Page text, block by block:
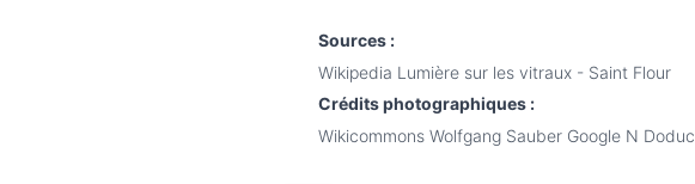
Sources :
Wikipedia Lumière sur les vitraux - Saint Flour
Crédits photographiques :
Wikicommons Wolfgang Sauber Google N Doduc